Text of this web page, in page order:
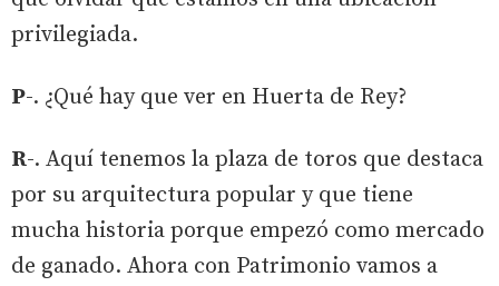
privilegiada.
P-. ¿Qué hay que ver en Huerta de Rey?
R-. Aquí tenemos la plaza de toros que destaca
por su arquitectura popular y que tiene
mucha historia porque empezó como mercado
de ganado. Ahora con Patrimonio vamos a